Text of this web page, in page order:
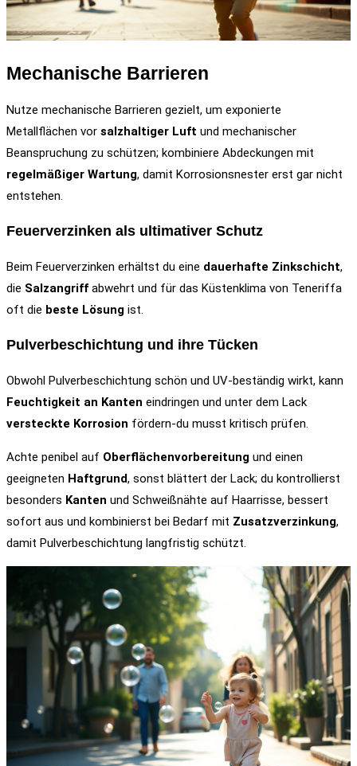
Mechanische Barrieren
Nutze mechanische Barrieren gezielt, um exponierte
Metallflächen vor salzhaltiger Luft und mechanischer
Beanspruchung zu schützen; kombiniere Abdeckungen mit
regelmäßiger Wartung, damit Korrosionsnester erst gar nicht
entstehen.
Feuerverzinken als ultimativer Schutz
Beim Feuerverzinken erhältst du eine dauerhafte Zinkschicht,
die Salzangriff abwehrt und für das Küstenklima von Teneriffa
oft die beste Lösung ist.
Pulverbeschichtung und ihre Tücken
Obwohl Pulverbeschichtung schön und UV-beständig wirkt, kann
Feuchtigkeit an Kanten eindringen und unter dem Lack
versteckte Korrosion fördern-du musst kritisch prüfen.
Achte penibel auf Oberflächenvorbereitung und einen
geeigneten Haftgrund, sonst blättert der Lack; du kontrollierst
besonders Kanten und Schweißnähte auf Haarrisse, bessert
sofort aus und kombinierst bei Bedarf mit Zusatzverzinkung,
damit Pulverbeschichtung langfristig schützt.